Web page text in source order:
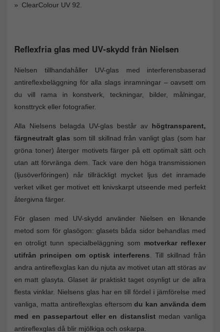
ClearColour UV 92.
Reflexfria glas med UV-skydd från Nielsen
Nielsen tillhandahåller UV-glas med interferensbaserad
antireflexbeläggning för alla slags inramningar – oavsett om
du vill rama in konstverk, teckningar, bilder, målningar,
konsttryck eller fotografier.
Alla Nielsens belagda UV-glas består av högtransparent,
färgneutralt glas som till skillnad från vanligt glas (som har
gröna toner) återger motivets färger på ett optimalt sätt och
utan att förvränga dem. Tack vare den höga transmissionen
(ljusöverföringen) når tillräckligt mycket ljus det inramade
verket vilket ger motivet ett knivskarpt utseende med perfekt
återgivna färger.
För glasen med UV-skydd använder Nielsen en liknande
metod som för glasögon: glasets båda sidor behandlas med
en otroligt tunn specialbeläggning som motverkar reflexer
utifrån principen om optisk interferens. Till skillnad från
andra antireflexglas kan du njuta av motivet utan att störas av
en matt glasyta. Glaset är praktiskt taget osynligt ur de allra
flesta vinklar. Nielsens glas har en till fördel i jämförelse med
vanliga, matta antireflexglas eftersomdu kan använda dem
med en passepartout eller en distanslistmedan vanliga
antireflexglas då blir mjölkiga och oskarpa.